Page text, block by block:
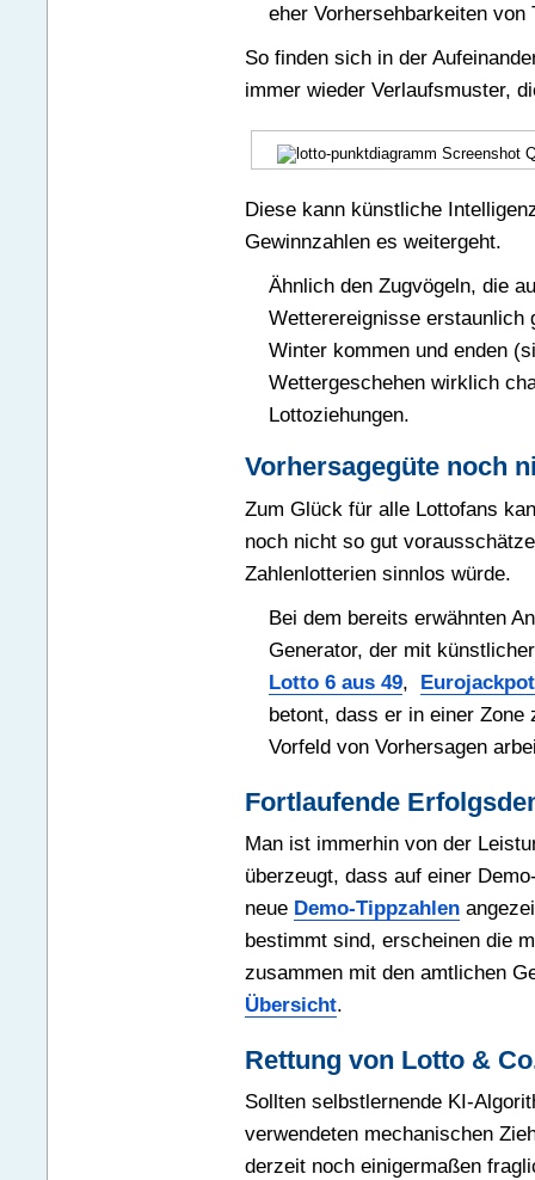
eher Vorhersehbarkeiten von
So finden sich in der
immer wieder Verlaufsmuster,
Diese kann künstliche
Gewinnzahlen es weitergeht.
Ähnlich den Zugvögeln, die
Wetterereignisse erstaunlich
Winter kommen und enden
Wettergeschehen wirklich
Lottoziehungen.
Vorhersagegüte noch
Zum Glück für alle Lottofans
noch nicht so gut
Zahlenlotterien sinnlos würde.
Bei dem bereits erwähnten
Generator, der mit
Lotto 6 aus 49, Eurojackpot
betont, dass er in einer Zone
Vorfeld von Vorhersagen
Fortlaufende
Man ist immerhin von der
überzeugt, dass auf einer
neue Demo-Tippzahlen
bestimmt sind, erscheinen die
zusammen mit den amtlichen
Übersicht.
Rettung von Lotto &
Sollten selbstlernende KI-
verwendeten mechanischen
derzeit noch einigermaßen